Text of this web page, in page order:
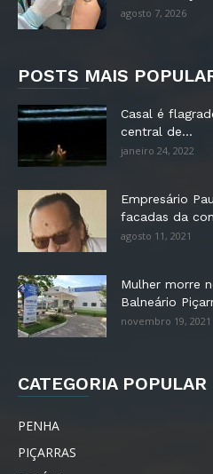
agosto 7, 2026
POSTS MAIS
Casal é
central de...
janeiro 24, 2022
Empresário
facadas da
agosto 11, 2021
Mulher morre
Balneário
novembro 19, 2021
CATEGORIA POPULAR
PENHA
PIÇARRAS